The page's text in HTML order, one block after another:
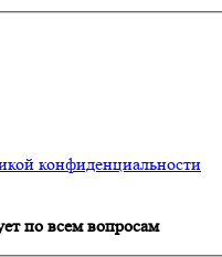
конфиденциальности
по всем вопросам